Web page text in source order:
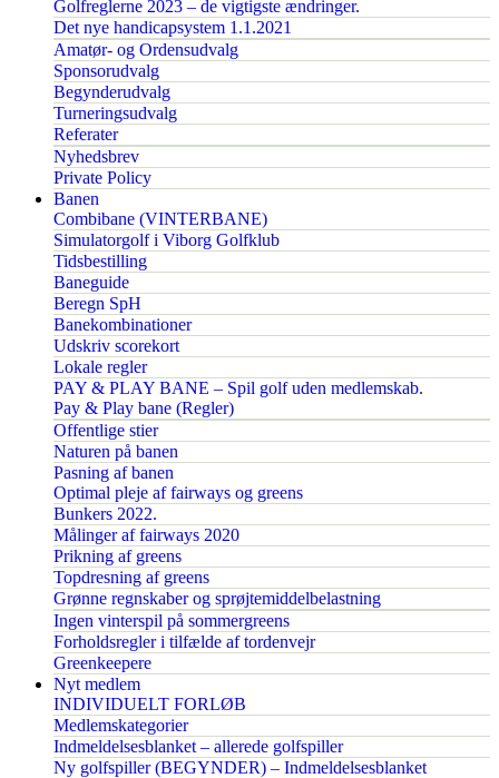
Golfreglerne 2023 – de vigtigste ændringer.
Det nye handicapsystem 1.1.2021
Amatør- og Ordensudvalg
Sponsorudvalg
Begynderudvalg
Turneringsudvalg
Referater
Nyhedsbrev
Private Policy
Banen
Combibane (VINTERBANE)
Simulatorgolf i Viborg Golfklub
Tidsbestilling
Baneguide
Beregn SpH
Banekombinationer
Udskriv scorekort
Lokale regler
PAY & PLAY BANE – Spil golf uden medlemskab.
Pay & Play bane (Regler)
Offentlige stier
Naturen på banen
Pasning af banen
Optimal pleje af fairways og greens
Bunkers 2022.
Målinger af fairways 2020
Prikning af greens
Topdresning af greens
Grønne regnskaber og sprøjtemiddelbelastning
Ingen vinterspil på sommergreens
Forholdsregler i tilfælde af tordenvejr
Greenkeepere
Nyt medlem
INDIVIDUELT FORLØB
Medlemskategorier
Indmeldelsesblanket – allerede golfspiller
Ny golfspiller (BEGYNDER) – Indmeldelsesblanket